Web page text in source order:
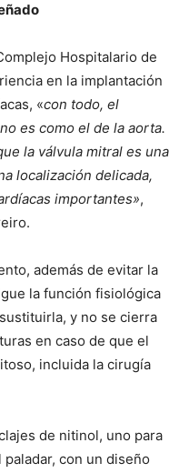
Hospitalario de
en la implantación
«con todo, el
es como el de la aorta.
la válvula mitral es una
localización delicada,
importantes»,
además de evitar la
la función fisiológica
y no se cierra
en caso de que el
incluida la cirugía
de nitinol, uno para
con un diseño